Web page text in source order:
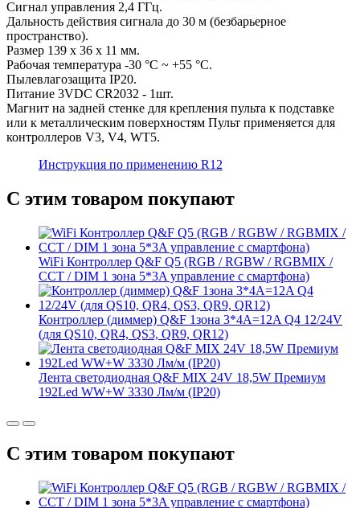
Cигнал управления 2,4 ГГц.
Дальность действия сигнала до 30 м (безбарьерное
пространство).
Размер 139 х 36 х 11 мм.
Рабочая температура -30 °C ~ +55 °C.
Пылевлагозащита IP20.
Питание 3VDC CR2032 - 1шт.
Магнит на задней стенке для крепления пульта к подставке
или к металлическим поверхностям Пульт применяется для
контроллеров V3, V4, WT5.
Инструкция по применению R12
С этим товаром покупают
WiFi Контроллер Q&F Q5 (RGB / RGBW / RGBMIX /
CCT / DIM 1 зона 5*3A управление с смартфона)
Контроллер (диммер) Q&F 1зона 3*4A=12A Q4 12/24V
(для QS10, QR4, QS3, QR9, QR12)
Лента светодиодная Q&F MIX 24V 18,5W Премиум
192Led WW+W 3330 Лм/м (IP20)
С этим товаром покупают